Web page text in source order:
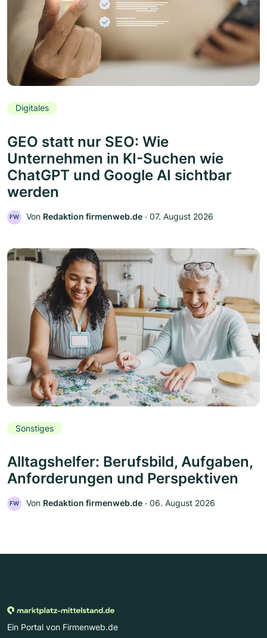
Digitales
GEO statt nur SEO: Wie
Unternehmen in KI-Suchen wie
ChatGPT und Google AI sichtbar
werden
FW Von Redaktion firmenweb.de ‧ 07. August 2026
Sonstiges
Alltagshelfer: Berufsbild, Aufgaben,
Anforderungen und Perspektiven
FW Von Redaktion firmenweb.de ‧ 06. August 2026
Ein Portal von Firmenweb.de